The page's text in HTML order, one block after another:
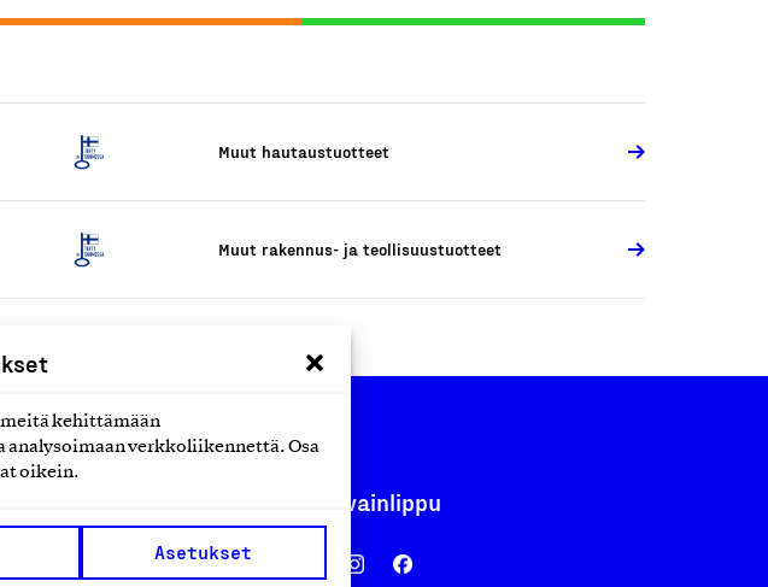
kehittämään
analysoimaan verkkoliikennettä. Osa
oikein.
Asetukset
Muut hautaustuotteet
Muut rakennus- ja teollisuustuotteet
14,
Avainlippu